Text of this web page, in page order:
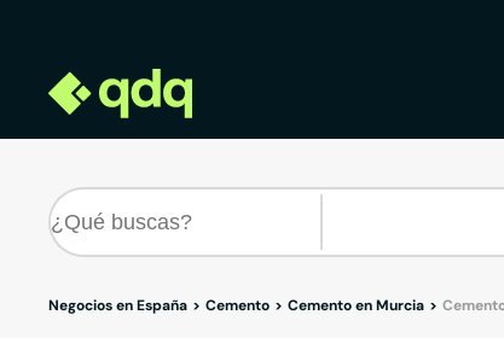
Negocios en España Cemento Cemento en Murcia